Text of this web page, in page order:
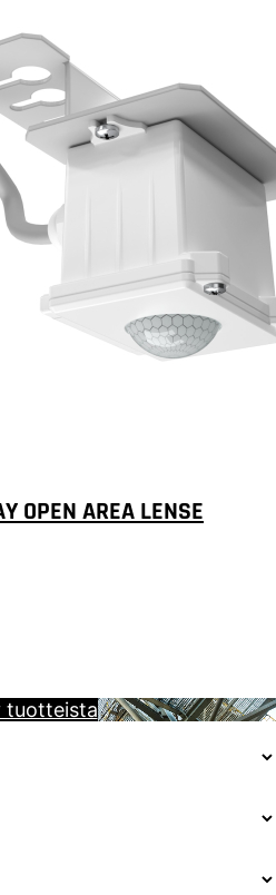
OPEN AREA LENSE
tuotteista